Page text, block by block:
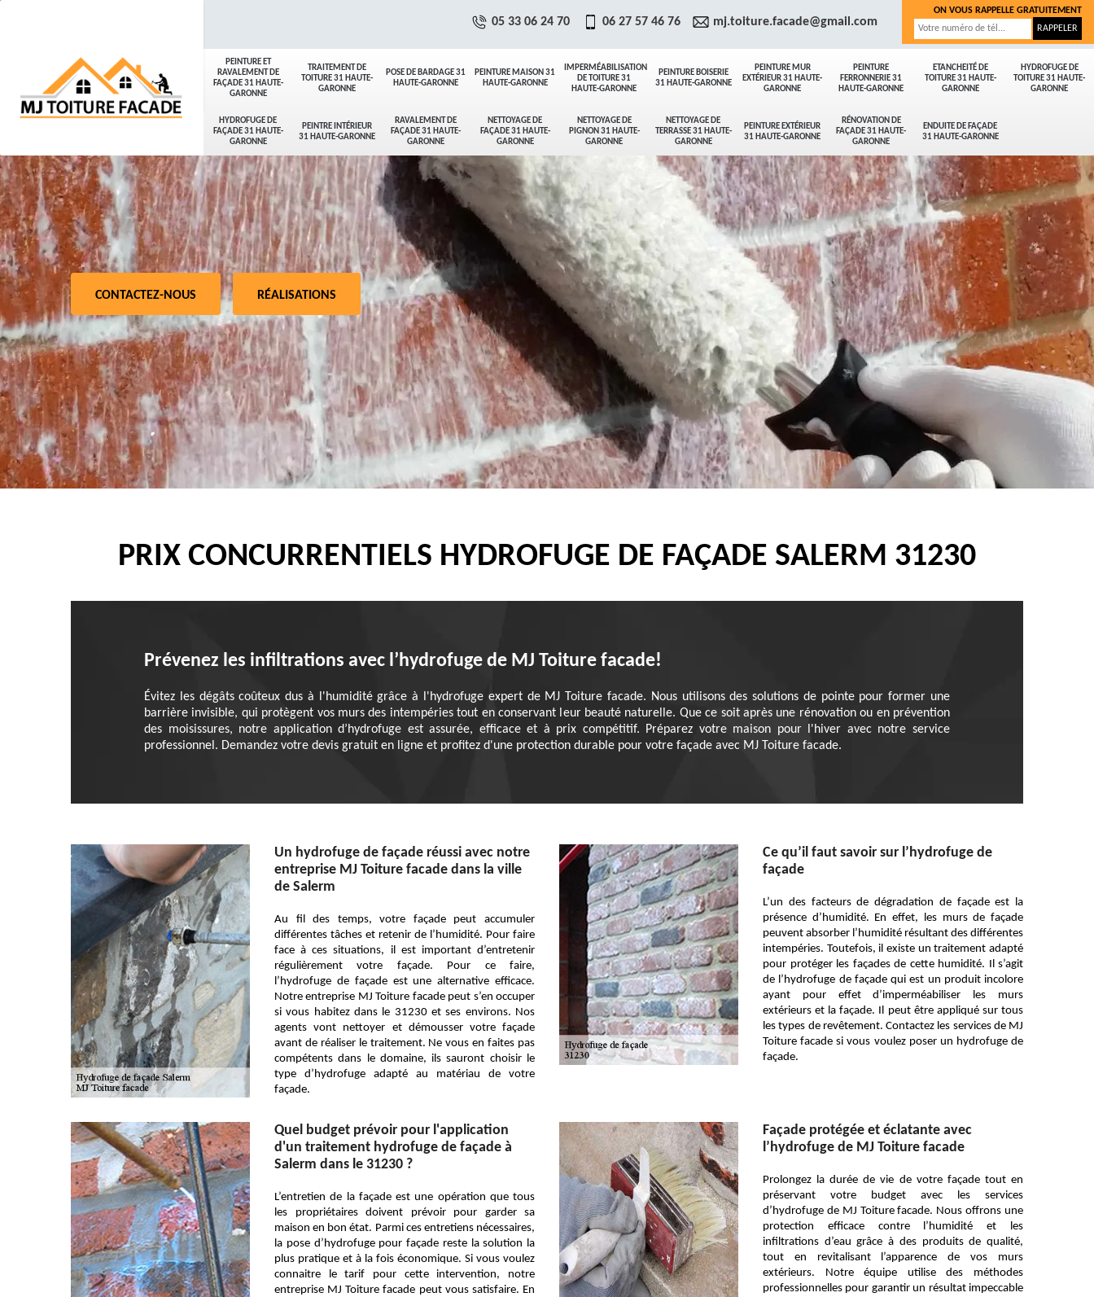
PEINTURE ET
RAVALEMENT DE
FAÇADE 31 HAUTE-
GARONNE
TRAITEMENT DE
TOITURE 31 HAUTE-
GARONNE
POSE DE BARDAGE 31
HAUTE-GARONNE
PEINTURE MAISON 31
HAUTE-GARONNE
IMPERMÉABILISATION
DE TOITURE 31
HAUTE-GARONNE
PEINTURE BOISERIE
31 HAUTE-GARONNE
PEINTURE MUR
EXTÉRIEUR 31 HAUTE-
GARONNE
PEINTURE
FERRONNERIE 31
HAUTE-GARONNE
ETANCHEITÉ DE
TOITURE 31 HAUTE-
GARONNE
HYDROFUGE DE
TOITURE 31 HAUTE-
GARONNE
HYDROFUGE DE
FAÇADE 31 HAUTE-
GARONNE
PEINTRE INTÉRIEUR
31 HAUTE-GARONNE
RAVALEMENT DE
FAÇADE 31 HAUTE-
GARONNE
NETTOYAGE DE
FAÇADE 31 HAUTE-
GARONNE
NETTOYAGE DE
PIGNON 31 HAUTE-
GARONNE
NETTOYAGE DE
TERRASSE 31 HAUTE-
GARONNE
PEINTURE EXTÉRIEUR
31 HAUTE-GARONNE
RÉNOVATION DE
FAÇADE 31 HAUTE-
GARONNE
ENDUITE DE FAÇADE
31 HAUTE-GARONNE
05 33 06 24 70 06 27 57 46 76 mj.toiture.facade@gmail.com
ON VOUS RAPPELLE GRATUITEMENT
CONTACTEZ-NOUS RÉALISATIONS
PRIX CONCURRENTIELS HYDROFUGE DE FAÇADE SALERM 31230
Prévenez les infiltrations avec l’hydrofuge de MJ Toiture facade!
Évitez les dégâts coûteux dus à l'humidité grâce à l'hydrofuge expert de MJ Toiture facade. Nous utilisons des solutions de pointe pour former une
barrière invisible, qui protègent vos murs des intempéries tout en conservant leur beauté naturelle. Que ce soit après une rénovation ou en prévention
des moisissures, notre application d’hydrofuge est assurée, efficace et à prix compétitif. Préparez votre maison pour l'hiver avec notre service
professionnel. Demandez votre devis gratuit en ligne et profitez d'une protection durable pour votre façade avec MJ Toiture facade.
Un hydrofuge de façade réussi avec notre
entreprise MJ Toiture facade dans la ville
de Salerm
Au fil des temps, votre façade peut accumuler
différentes tâches et retenir de l’humidité. Pour faire
face à ces situations, il est important d’entretenir
régulièrement votre façade. Pour ce faire,
l’hydrofuge de façade est une alternative efficace.
Notre entreprise MJ Toiture facade peut s’en occuper
si vous habitez dans le 31230 et ses environs. Nos
agents vont nettoyer et démousser votre façade
avant de réaliser le traitement. Ne vous en faites pas
compétents dans le domaine, ils sauront choisir le
type d’hydrofuge adapté au matériau de votre
façade.
Ce qu’il faut savoir sur l’hydrofuge de
façade
L’un des facteurs de dégradation de façade est la
présence d’humidité. En effet, les murs de façade
peuvent absorber l’humidité résultant des différentes
intempéries. Toutefois, il existe un traitement adapté
pour protéger les façades de cette humidité. Il s’agit
de l’hydrofuge de façade qui est un produit incolore
ayant pour effet d’imperméabiliser les murs
extérieurs et la façade. Il peut être appliqué sur tous
les types de revêtement. Contactez les services de MJ
Toiture facade si vous voulez poser un hydrofuge de
façade.
Quel budget prévoir pour l'application
d'un traitement hydrofuge de façade à
Salerm dans le 31230 ?
L’entretien de la façade est une opération que tous
les propriétaires doivent prévoir pour garder sa
maison en bon état. Parmi ces entretiens nécessaires,
la pose d’hydrofuge pour façade reste la solution la
plus pratique et à la fois économique. Si vous voulez
connaitre le tarif pour cette intervention, notre
entreprise MJ Toiture facade peut vous satisfaire. En
Façade protégée et éclatante avec
l’hydrofuge de MJ Toiture facade
Prolongez la durée de vie de votre façade tout en
préservant votre budget avec les services
d’hydrofuge de MJ Toiture facade. Nous offrons une
protection efficace contre l’humidité et les
infiltrations d’eau grâce à des produits de qualité,
tout en revitalisant l’apparence de vos murs
extérieurs. Notre équipe utilise des méthodes
professionnelles pour garantir un résultat impeccable